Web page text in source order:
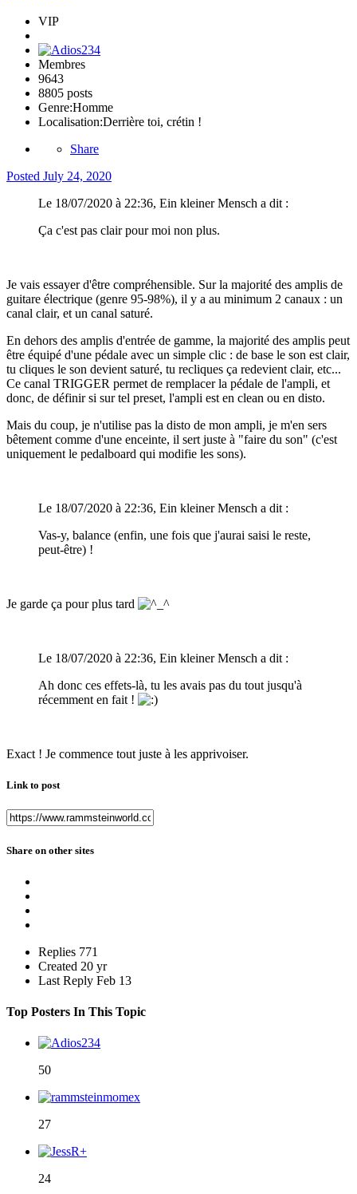
VIP
Membres
9643
8805 posts
Genre:Homme
Localisation:Derrière toi, crétin !
Share
Posted July 24, 2020
Le 18/07/2020 à 22:36, Ein kleiner Mensch a dit :
Ça c'est pas clair pour moi non plus.
Je vais essayer d'être compréhensible. Sur la majorité des amplis de
guitare électrique (genre 95-98%), il y a au minimum 2 canaux : un
canal clair, et un canal saturé.
En dehors des amplis d'entrée de gamme, la majorité des amplis peut
être équipé d'une pédale avec un simple clic : de base le son est clair,
tu cliques le son devient saturé, tu recliques ça redevient clair, etc...
Ce canal TRIGGER permet de remplacer la pédale de l'ampli, et
donc, de définir si sur tel preset, l'ampli est en clean ou en disto.
Mais du coup, je n'utilise pas la disto de mon ampli, je m'en sers
bêtement comme d'une enceinte, il sert juste à "faire du son" (c'est
uniquement le pedalboard qui modifie les sons).
Le 18/07/2020 à 22:36, Ein kleiner Mensch a dit :
Vas-y, balance (enfin, une fois que j'aurai saisi le reste,
peut-être) !
Je garde ça pour plus tard
Le 18/07/2020 à 22:36, Ein kleiner Mensch a dit :
Ah donc ces effets-là, tu les avais pas du tout jusqu'à
récemment en fait !
Exact ! Je commence tout juste à les apprivoiser.
Link to post
Share on other sites
Replies 771
Created 20 yr
Last Reply Feb 13
Top Posters In This Topic
50
27
24